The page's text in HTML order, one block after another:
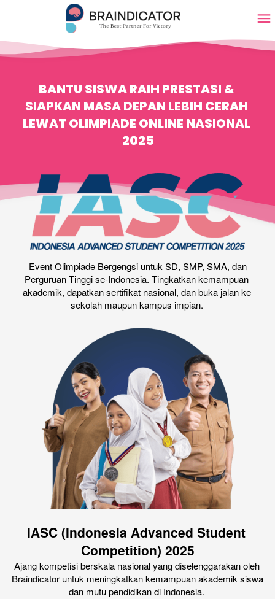
BANTU SISWA RAIH PRESTASI &
SIAPKAN MASA DEPAN LEBIH CERAH
LEWAT OLIMPIADE ONLINE NASIONAL
2025
Event Olimpiade Bergengsi untuk SD, SMP, SMA, dan
Perguruan Tinggi se-Indonesia. Tingkatkan kemampuan
akademik, dapatkan sertifikat nasional, dan buka jalan ke
sekolah maupun kampus impian.
IASC (Indonesia Advanced Student
Competition) 2025
Ajang kompetisi berskala nasional yang diselenggarakan oleh
Braindicator untuk meningkatkan kemampuan akademik siswa
dan mutu pendidikan di Indonesia.